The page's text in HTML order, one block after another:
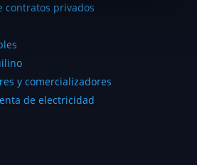
contratos privados
y comercializadores
de electricidad